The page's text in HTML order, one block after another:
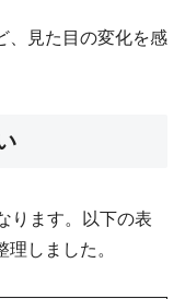
、見た目の変化を感
ります。以下の表
しました。